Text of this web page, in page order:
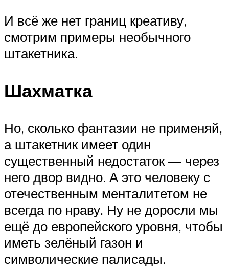
И всё же нет границ креативу,
смотрим примеры необычного
штакетника.
Шахматка
Но, сколько фантазии не применяй,
а штакетник имеет один
существенный недостаток — через
него двор видно. А это человеку с
отечественным менталитетом не
всегда по нраву. Ну не доросли мы
ещё до европейского уровня, чтобы
иметь зелёный газон и
символические палисады.